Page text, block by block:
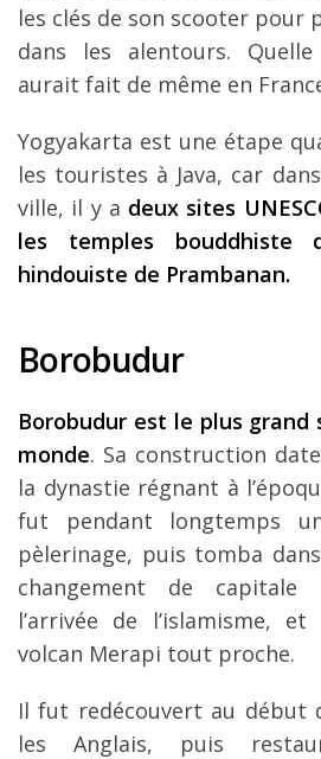
les clés de son scooter pour
dans les alentours.
aurait fait de même en
Yogyakarta est une étape
les touristes à Java, car
ville, il y a deux sites
les temples bouddhiste
hindouiste de Prambanan.
Borobudur
Borobudur est le plus
monde. Sa construction
la dynastie régnant à
fut pendant longtemps
pèlerinage, puis tomba
changement de
l’arrivée de l’islamisme,
volcan Merapi tout proche.
Il fut redécouvert au début
les Anglais, puis